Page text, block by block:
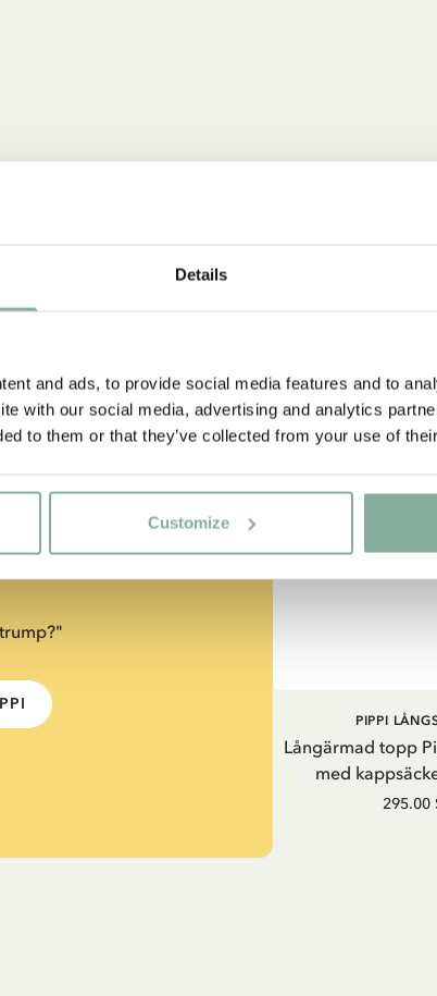
Details
and ads, to provide social media features and to
with our social media, advertising and analytics
to them or that they’ve collected from your use of
Customize
stark
Långärmad topp
med
PIPPI
295.00